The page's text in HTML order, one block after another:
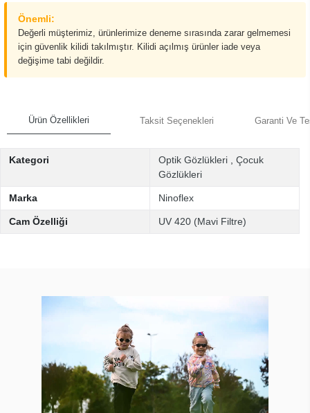
Önemli:
Değerli müşterimiz, ürünlerimize deneme sırasında zarar gelmemesi
için güvenlik kilidi takılmıştır. Kilidi açılmış ürünler iade veya
değişime tabi değildir.
Ürün Özellikleri Taksit Seçenekleri Garanti Ve
Kategori Optik Gözlükleri
Çocuk
Gözlükleri
Marka Ninoflex
Cam Özelliği UV 420 (Mavi Filtre)